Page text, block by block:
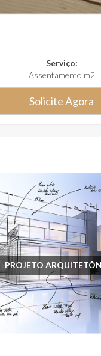
Serviço:
Assentamento m2
Solicite Agora
PROJETO